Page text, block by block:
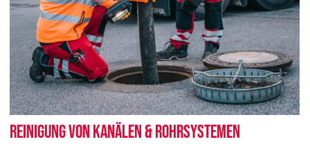
Reinigung von Kanälen & Rohrsystemen